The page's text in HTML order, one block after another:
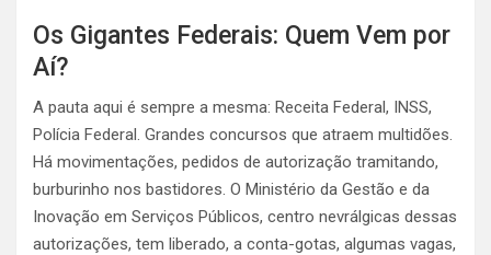
Os Gigantes Federais: Quem Vem por
Aí?
A pauta aqui é sempre a mesma: Receita Federal, INSS,
Polícia Federal. Grandes concursos que atraem multidões.
Há movimentações, pedidos de autorização tramitando,
burburinho nos bastidores. O Ministério da Gestão e da
Inovação em Serviços Públicos, centro nevrálgicas dessas
autorizações, tem liberado, a conta-gotas, algumas vagas,